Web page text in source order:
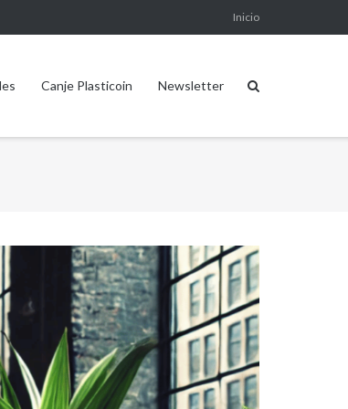
Inicio
Canje Plasticoin Newsletter